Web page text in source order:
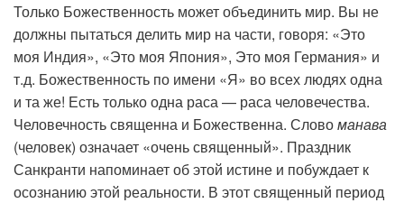
Только Божественность может объединить мир. Вы не
должны пытаться делить мир на части, говоря: «Это
моя Индия», «Это моя Япония», Это моя Германия» и
т.д. Божественность по имени «Я» во всех людях одна
и та же! Есть только одна раса — раса человечества.
Человечность священна и Божественна. Словоманава
(человек) означает «очень священный». Праздник
Санкранти напоминает об этой истине и побуждает к
осознанию этой реальности. В этот священный период